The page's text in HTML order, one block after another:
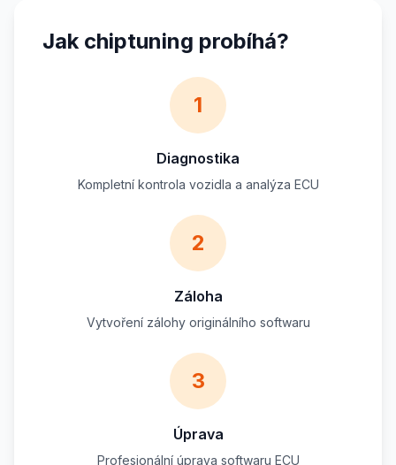
Jak chiptuning probíhá?
1
Diagnostika
Kompletní kontrola vozidla a analýza ECU
2
Záloha
Vytvoření zálohy originálního softwaru
3
Úprava
Profesionální úprava softwaru ECU